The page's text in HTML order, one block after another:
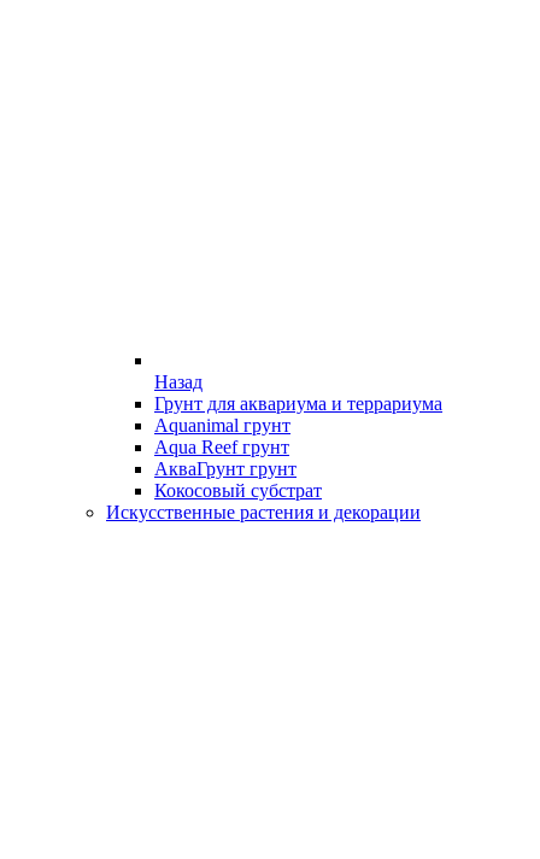
Назад
Грунт для аквариума и террариума
Aquanimal грунт
Aqua Reef грунт
АкваГрунт грунт
Кокосовый субстрат
Искусственные растения и декорации